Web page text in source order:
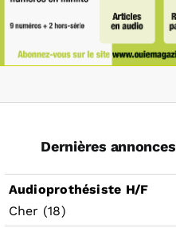
Dernières annonces
Audioprothésiste H/F
Cher (18)